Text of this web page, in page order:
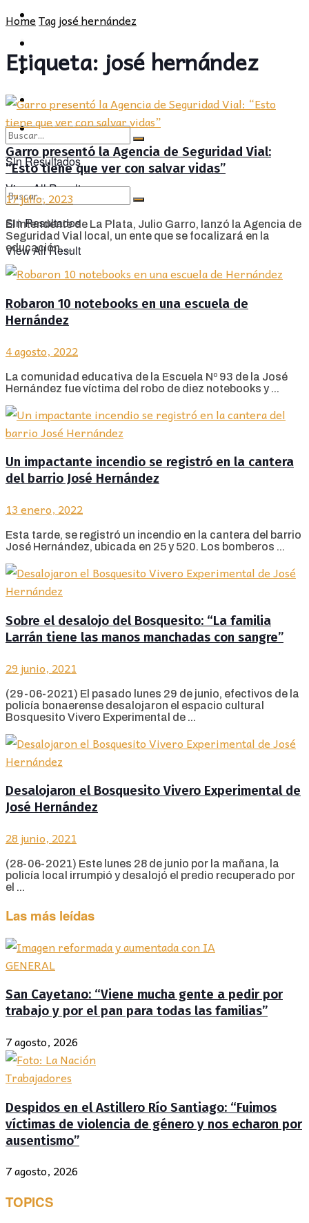
POLÍTICA
CULTURA
Sin Resultados
View All Result
PROVINCIA
SOCIEDAD
CULTURA
OPINIÓN
Sin Resultados
View All Result
HomeTagjosé hernández
Etiqueta:josé hernández
Garro presentó la Agencia de Seguridad Vial:
“Esto tiene que ver con salvar vidas”
17 julio, 2023
El intendente de La Plata, Julio Garro, lanzó la Agencia de
Seguridad Vial local, un ente que se focalizará en la
educación, ...
Robaron 10 notebooks en una escuela de
Hernández
4 agosto, 2022
La comunidad educativa de la Escuela Nº 93 de la José
Hernández fue víctima del robo de diez notebooks y ...
Un impactante incendio se registró en la cantera
del barrio José Hernández
13 enero, 2022
Esta tarde, se registró un incendio en la cantera del barrio
José Hernández, ubicada en 25 y 520. Los bomberos ...
Sobre el desalojo del Bosquesito: “La familia
Larrán tiene las manos manchadas con sangre”
29 junio, 2021
(29-06-2021) El pasado lunes 29 de junio, efectivos de la
policía bonaerense desalojaron el espacio cultural
Bosquesito Vivero Experimental de ...
Desalojaron el Bosquesito Vivero Experimental de
José Hernández
28 junio, 2021
(28-06-2021) Este lunes 28 de junio por la mañana, la
policía local irrumpió y desalojó el predio recuperado por
el ...
Las más leídas
GENERAL
San Cayetano: “Viene mucha gente a pedir por
trabajo y por el pan para todas las familias”
7 agosto, 2026
Trabajadores
Despidos en el Astillero Río Santiago: “Fuimos
víctimas de violencia de género y nos echaron por
ausentismo”
7 agosto, 2026
TOPICS